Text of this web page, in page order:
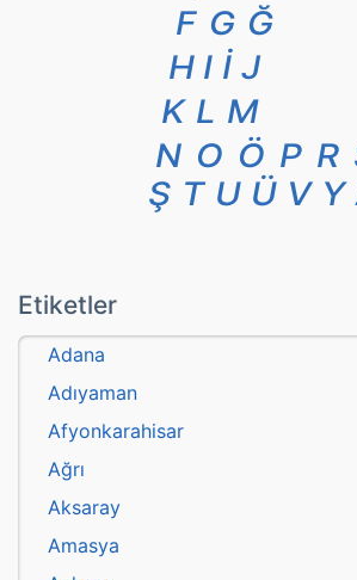
F G Ğ
H I İ J
K L M
N O Ö P R
Ş T U Ü V Y
Etiketler
Adana
Adıyaman
Afyonkarahisar
Ağrı
Aksaray
Amasya